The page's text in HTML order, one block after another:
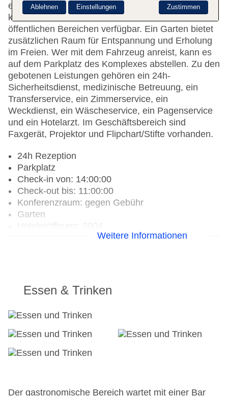
ein Safe und eine Wechselstube tragen zu einem
komfortablen Aufenthalt bei. WLAN ist in den
öffentlichen Bereichen verfügbar. Ein Garten bietet
zusätzlichen Raum für Entspannung und Erholung
im Freien. Wer mit dem Fahrzeug anreist, kann es
auf dem Parkplatz des Komplexes abstellen. Zu den
gebotenen Leistungen gehören ein 24h-
Sicherheitsdienst, medizinische Betreuung, ein
Transferservice, ein Zimmerservice, ein
Weckdienst, ein Wäscheservice, ein Pagenservice
und ein Hotelarzt. Im Geschäftsbereich sind
Faxgerät, Projektor und Flipchart/Stifte vorhanden.
24h Rezeption
Parkplatz
Check-in von: 14:00:00
Check-out bis: 11:00:00
Konferenzraum: gegen Gebühr
Garten
Hoteleröffnung: 2004
Anzahl der Konferenzräume: 1
Zimmerservice
Gesamtanzahl der Stockwerke: 2
Gesamtanzahl der Zimmer: 102
Liegen am Pool, Handtücher
Landeskategorie: 4 Sterne
Weitere Informationen
Essen & Trinken
Der gastronomische Bereich wartet mit einer Bar
Zustimmen
Ablehnen Einstellungen